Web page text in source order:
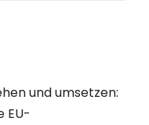
und umsetzen:
EU-